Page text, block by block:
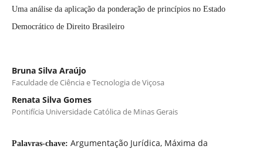
Uma análise da aplicação da ponderação de princípios no Estado
Democrático de Direito Brasileiro
Bruna Silva Araújo
Faculdade de Ciência e Tecnologia de Viçosa
Renata Silva Gomes
Pontifícia Universidade Católica de Minas Gerais
Palavras-chave: Argumentação Jurídica, Máxima da